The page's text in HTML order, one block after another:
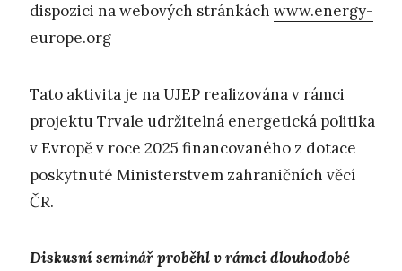
dispozici na webových stránkách www.energy-
europe.org
Tato aktivita je na UJEP realizována v rámci
projektu Trvale udržitelná energetická politika
v Evropě v roce 2025 financovaného z dotace
poskytnuté Ministerstvem zahraničních věcí
ČR.
Diskusní seminář proběhl v rámci dlouhodobé